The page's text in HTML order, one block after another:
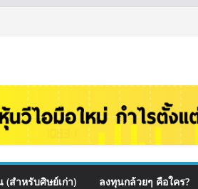
(สำหรับศิษย์เก่า) ลงทุนกล้วยๆ คือใคร?